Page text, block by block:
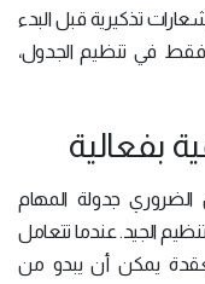
تذكيرية قبل البدء
في تنظيم الجدول،
الضروري جدولة المهام
الجيد. عندما تتعامل
يمكن أن يبدو من